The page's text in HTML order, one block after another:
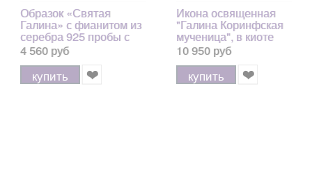
Образок «Святая
Галина» с фианитом из
серебра 925 пробы с
позолотой и чернением
4 560 руб
купить
Икона освященная
"Галина Коринфская
мученица", в киоте
24x30 см арт.172038
10 950 руб
купить